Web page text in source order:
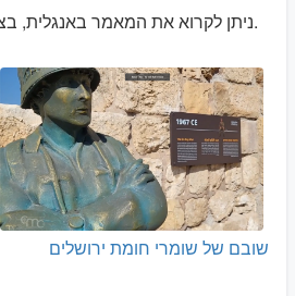
ניתן לקרוא את המאמר באנגלית, בצרפתית וברוסית.
שובם של שומרי חומת ירושלים